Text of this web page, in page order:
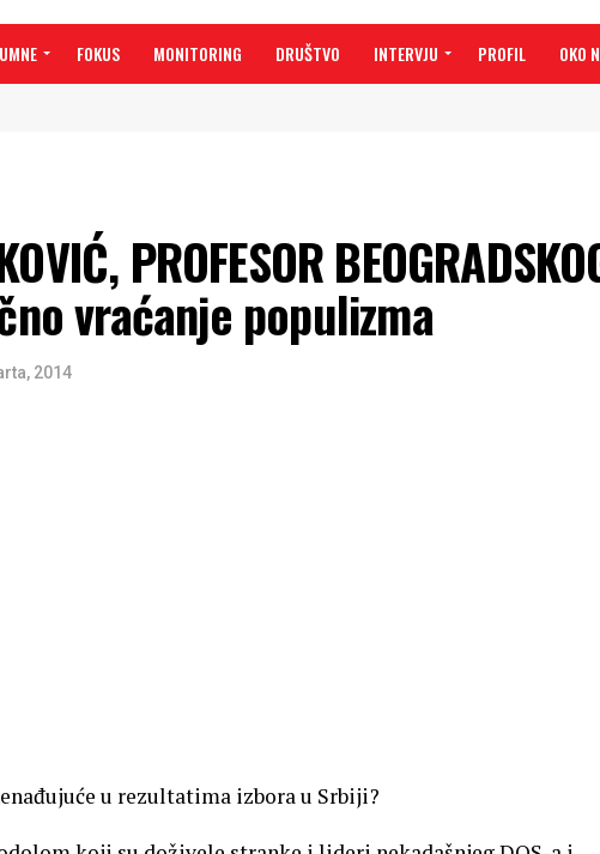
FOKUS MONITORING DRUŠTVO INTERVJU PROFIL OKO
PROFESOR
vraćanje populizma
2014
u rezultatima izbora u Srbiji?